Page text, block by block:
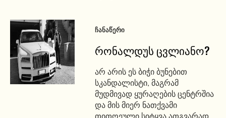
ᲩᲐᲜᲐᲬᲔᲠᲘ
რონალდუს ცვლიანო?
არ არის ეს ბიჭი ბუნებით
სკანდალისტი, მაგრამ
მუდმივად ყურაღების ცენტრშია
და მის მიერ ნათქვამი
თითოეული სიტყვა ათგვარად